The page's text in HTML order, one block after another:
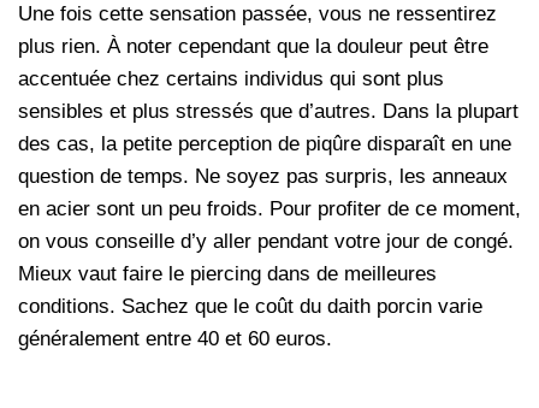
Une fois cette sensation passée, vous ne ressentirez
plus rien. À noter cependant que la douleur peut être
accentuée chez certains individus qui sont plus
sensibles et plus stressés que d’autres. Dans la plupart
des cas, la petite perception de piqûre disparaît en une
question de temps. Ne soyez pas surpris, les anneaux
en acier sont un peu froids. Pour profiter de ce moment,
on vous conseille d’y aller pendant votre jour de congé.
Mieux vaut faire le piercing dans de meilleures
conditions. Sachez que le coût du daith porcin varie
généralement entre 40 et 60 euros.